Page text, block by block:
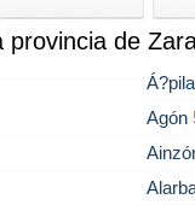
provincia de
Agón